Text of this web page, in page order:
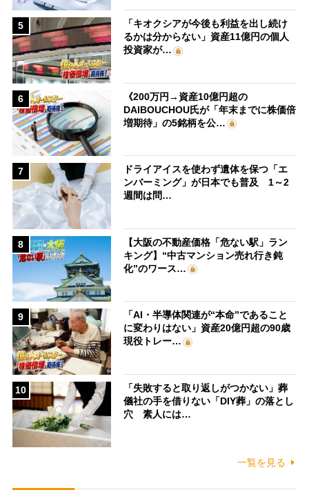
5
「キオクシアが今後も利益を出し続け
るかは分からない」資産11億円の個人
投資家が…
6
《200万円→資産10億円超の
DAIBOUCHOU氏が「年末までに株価倍
増期待」の5銘柄を公…
7
ドライアイスを使わず遺体を保つ「エ
ンバーミング」が日本でも普及 1～2
週間は問…
8
【大阪の不動産価格「危ない駅」ラン
キング】“中古マンション売れ行き鈍
化”のワース…
9
「AI・半導体関連が“本命”であること
に変わりはない」資産20億円超の90歳
現役トレー…
10
「失敗すると取り返しがつかない」葬
儀社の手を借りない「DIY葬」の落とし
穴 素人には…
一覧を見る